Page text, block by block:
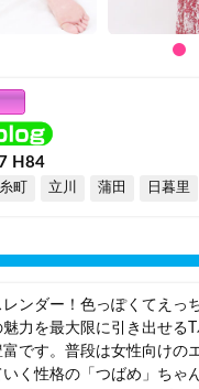
H84
町 立川 蒲田 日暮里
レンダー！色っぽくてえ
力を最大限に引き出せ
です。普段は女性向けの
く性格の「つばめ」ちゃ